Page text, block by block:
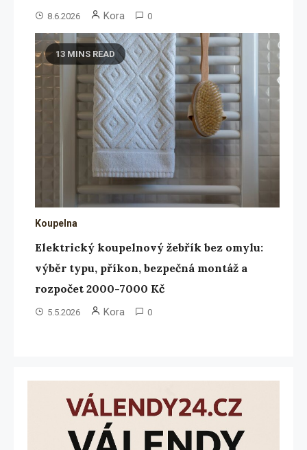
8.6.2026 Kora 0
13 MINS READ
Koupelna
Elektrický koupelnový žebřík bez omylu:
výběr typu, příkon, bezpečná montáž a
rozpočet 2000-7000 Kč
5.5.2026 Kora 0